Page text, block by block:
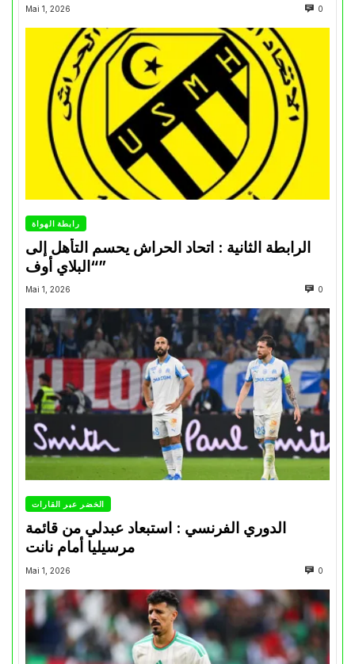
Mai 1, 2026 0
رابطة الهواة
الرابطة الثانية : اتحاد الحراش يحسم التأهل إلى
“البلاي أوف”
Mai 1, 2026 0
الخضر عبر القارات
الدوري الفرنسي : استبعاد عبدلي من قائمة
مرسيليا أمام نانت
Mai 1, 2026 0